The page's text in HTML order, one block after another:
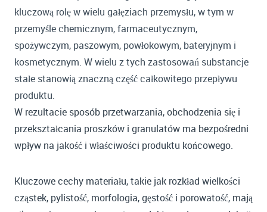
kluczową rolę w wielu gałęziach przemysłu, w tym w
przemyśle chemicznym, farmaceutycznym,
spożywczym, paszowym, powłokowym, bateryjnym i
kosmetycznym. W wielu z tych zastosowań substancje
stałe stanowią znaczną część całkowitego przepływu
produktu.
W rezultacie sposób przetwarzania, obchodzenia się i
przekształcania proszków i granulatów ma bezpośredni
wpływ na jakość i właściwości produktu końcowego.
Kluczowe cechy materiału, takie jak rozkład wielkości
cząstek, pylistość, morfologia, gęstość i porowatość, mają